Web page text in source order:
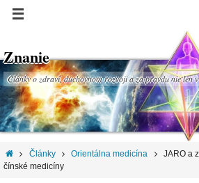
Znanie
Články o zdraví, duchovnom rozvoji a za pravdu nie len
Články Orientálna medicína
JARO a
čínské medicíny